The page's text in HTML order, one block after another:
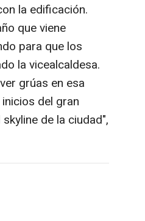
la edificación.
que viene
para que los
la vicealcaldesa.
grúas en esa
del gran
de la ciudad",